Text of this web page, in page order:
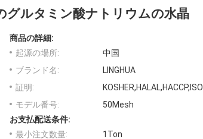
グルタミン酸ナトリウムの水晶
商品の詳細:
起源の場所:
中国
ブランド名:
LINGHUA
証明:
KOSHER,HALAL,HACCP,ISO
モデル番号:
50Mesh
お支払配送条件:
最小注文数量:
1Ton